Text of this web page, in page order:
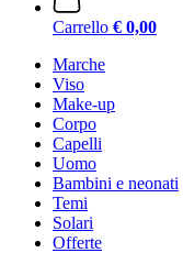
Carrello € 0,00
Marche
Viso
Make-up
Corpo
Capelli
Uomo
Bambini e neonati
Temi
Solari
Offerte